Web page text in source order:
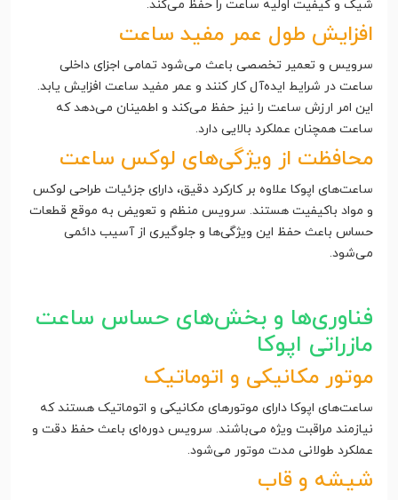
شیک و کیفیت اولیه ساعت را حفظ می‌کند.
افزایش طول عمر مفید ساعت
سرویس و تعمیر تخصصی باعث می‌شود تمامی اجزای داخلی
ساعت در شرایط ایده‌آل کار کنند و عمر مفید ساعت افزایش یابد.
این امر ارزش ساعت را نیز حفظ می‌کند و اطمینان می‌دهد که
ساعت همچنان عملکرد بالایی دارد.
محافظت از ویژگی‌های لوکس ساعت
ساعت‌های اپوکا علاوه بر کارکرد دقیق، دارای جزئیات طراحی لوکس
و مواد باکیفیت هستند. سرویس منظم و تعویض به موقع قطعات
حساس باعث حفظ این ویژگی‌ها و جلوگیری از آسیب دائمی
می‌شود.
فناوری‌ها و بخش‌های حساس ساعت
مازراتی اپوکا
موتور مکانیکی و اتوماتیک
ساعت‌های اپوکا دارای موتورهای مکانیکی و اتوماتیک هستند که
نیازمند مراقبت ویژه می‌باشند. سرویس دوره‌ای باعث حفظ دقت و
عملکرد طولانی مدت موتور می‌شود.
شیشه و قاب